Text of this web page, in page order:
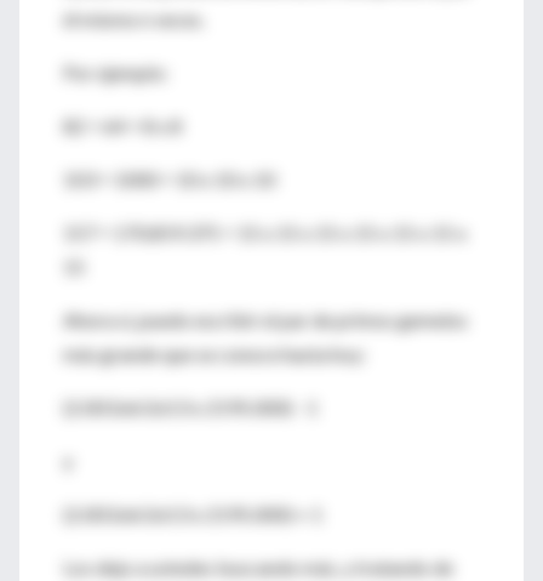
él mismo n veces.
Por ejemplo:
82 = 64 = 8 x 8
103 = 1000 = 10 x 10 x 10
157 = 170.859.375 = 15 x 15 x 15 x 15 x 15 x 15 x
Ahora sí, puedo escribir el par de primos gemelos
más grande que se conoce hasta hoy:
(2.003.663.613 x 2195.000) - 1
(2.003.663.613 x 2195.000) + 1
Los dejo a ustedes buscando más, y tratando de